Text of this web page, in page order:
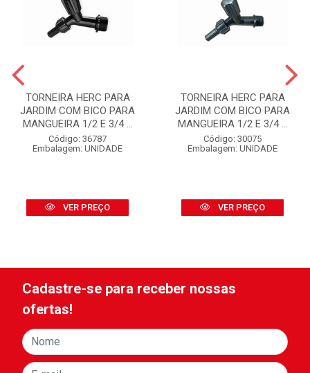
TORNEIRA HERC PARA
JARDIM COM BICO PARA
MANGUEIRA 1/2 E 3/4 ...
Código: 36787
Embalagem: UNIDADE
VER PREÇO
TORNEIRA HERC PARA
JARDIM COM BICO PARA
MANGUEIRA 1/2 E 3/4 ...
Código: 30075
Embalagem: UNIDADE
VER PREÇO
Cadastre-se para receber nossas
ofertas!